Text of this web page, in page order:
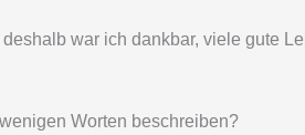
war ich dankbar, viele gute
Worten beschreiben?